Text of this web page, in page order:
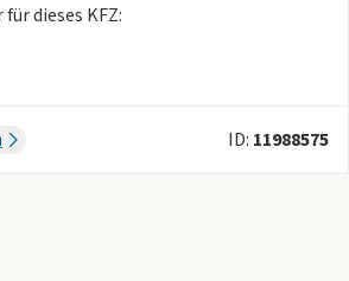
dieses KFZ:
ID: 11988575